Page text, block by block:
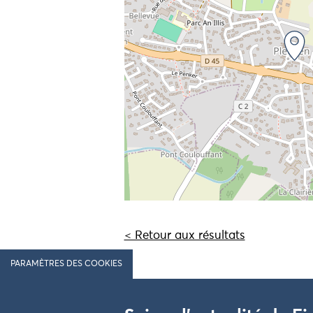
< Retour aux résultats
PARAMÈTRES DES COOKIES